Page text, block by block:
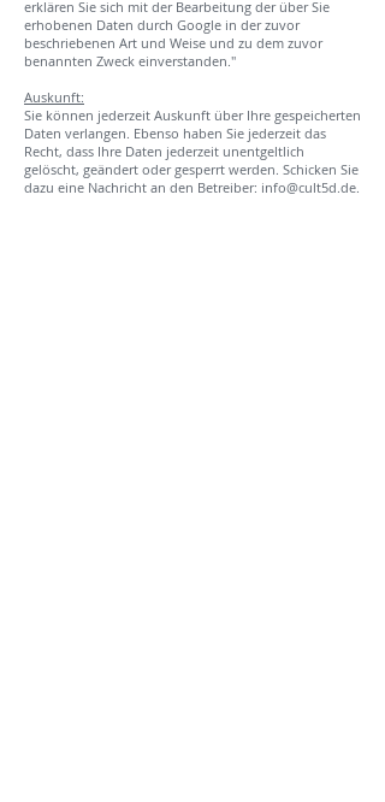
erklären Sie sich mit der Bearbeitung der über Sie
erhobenen Daten durch Google in der zuvor
beschriebenen Art und Weise und zu dem zuvor
benannten Zweck einverstanden."
Auskunft:
Sie können jederzeit Auskunft über Ihre gespeicherten
Daten verlangen. Ebenso haben Sie jederzeit das
Recht, dass Ihre Daten jederzeit unentgeltlich
gelöscht, geändert oder gesperrt werden. Schicken Sie
dazu eine Nachricht an den Betreiber: info@cult5d.de.